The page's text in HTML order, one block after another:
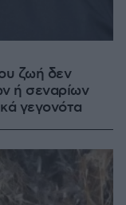
ζωή δεν
ή σεναρίων
γεγονότα